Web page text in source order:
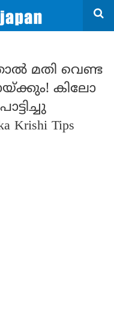
മതി വെണ്ട
കിലോ
Krishi Tips